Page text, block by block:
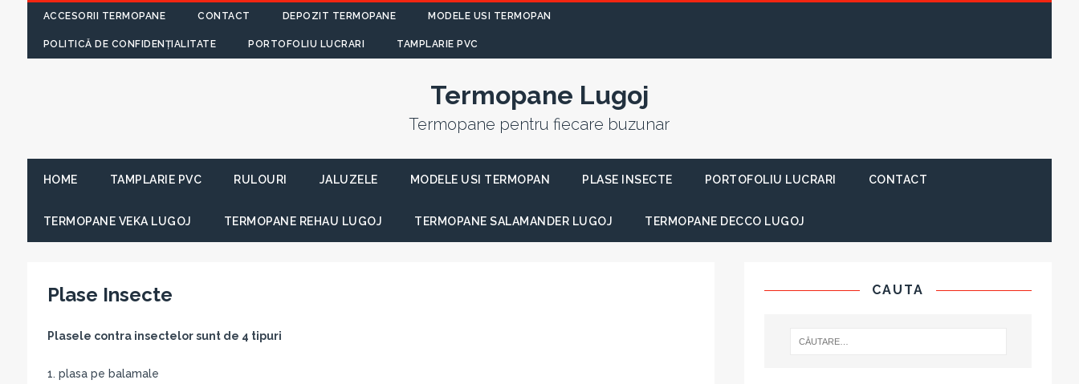
ACCESORII TERMOPANE CONTACT DEPOZIT TERMOPANE MODELE USI TERMOPAN
POLITICĂ DE CONFIDENȚIALITATE PORTOFOLIU LUCRARI TAMPLARIE PVC
Termopane Lugoj
Termopane pentru fiecare buzunar
HOME TAMPLARIE PVC RULOURI JALUZELE MODELE USI TERMOPAN PLASE INSECTE PORTOFOLIU LUCRARI CONTACT
TERMOPANE VEKA LUGOJ TERMOPANE REHAU LUGOJ TERMOPANE SALAMANDER LUGOJ TERMOPANE DECCO LUGOJ
Plase Insecte
Plasele contra insectelor sunt de 4 tipuri
1. plasa pe balamale
CAUTA